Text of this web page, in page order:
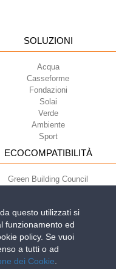
SOLUZIONI
Acqua
Casseforme
Fondazioni
Solai
Verde
Ambiente
Sport
ECOCOMPATIBILITÀ
Green Building Council
8 - 35010 Grantorto (Padova)
questo utilizzati si
funzionamento ed
policy. Se vuoi
a tutti o ad
dei Cookie